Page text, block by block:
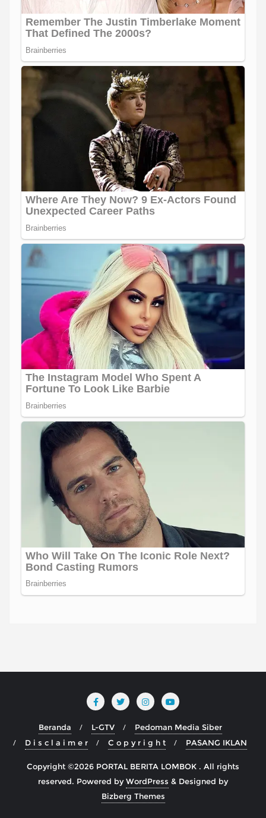
Beranda L-GTV
Pedoman Media Siber
D i s c l a i m e r
C o p y r i g h t PASANG IKLAN
Copyright ©2026 PORTAL BERITA LOMBOK . All rights
reserved. Powered byWordPress & Designed by
Bizberg Themes